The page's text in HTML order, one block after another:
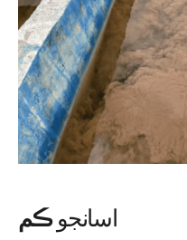
اسانجوڪم